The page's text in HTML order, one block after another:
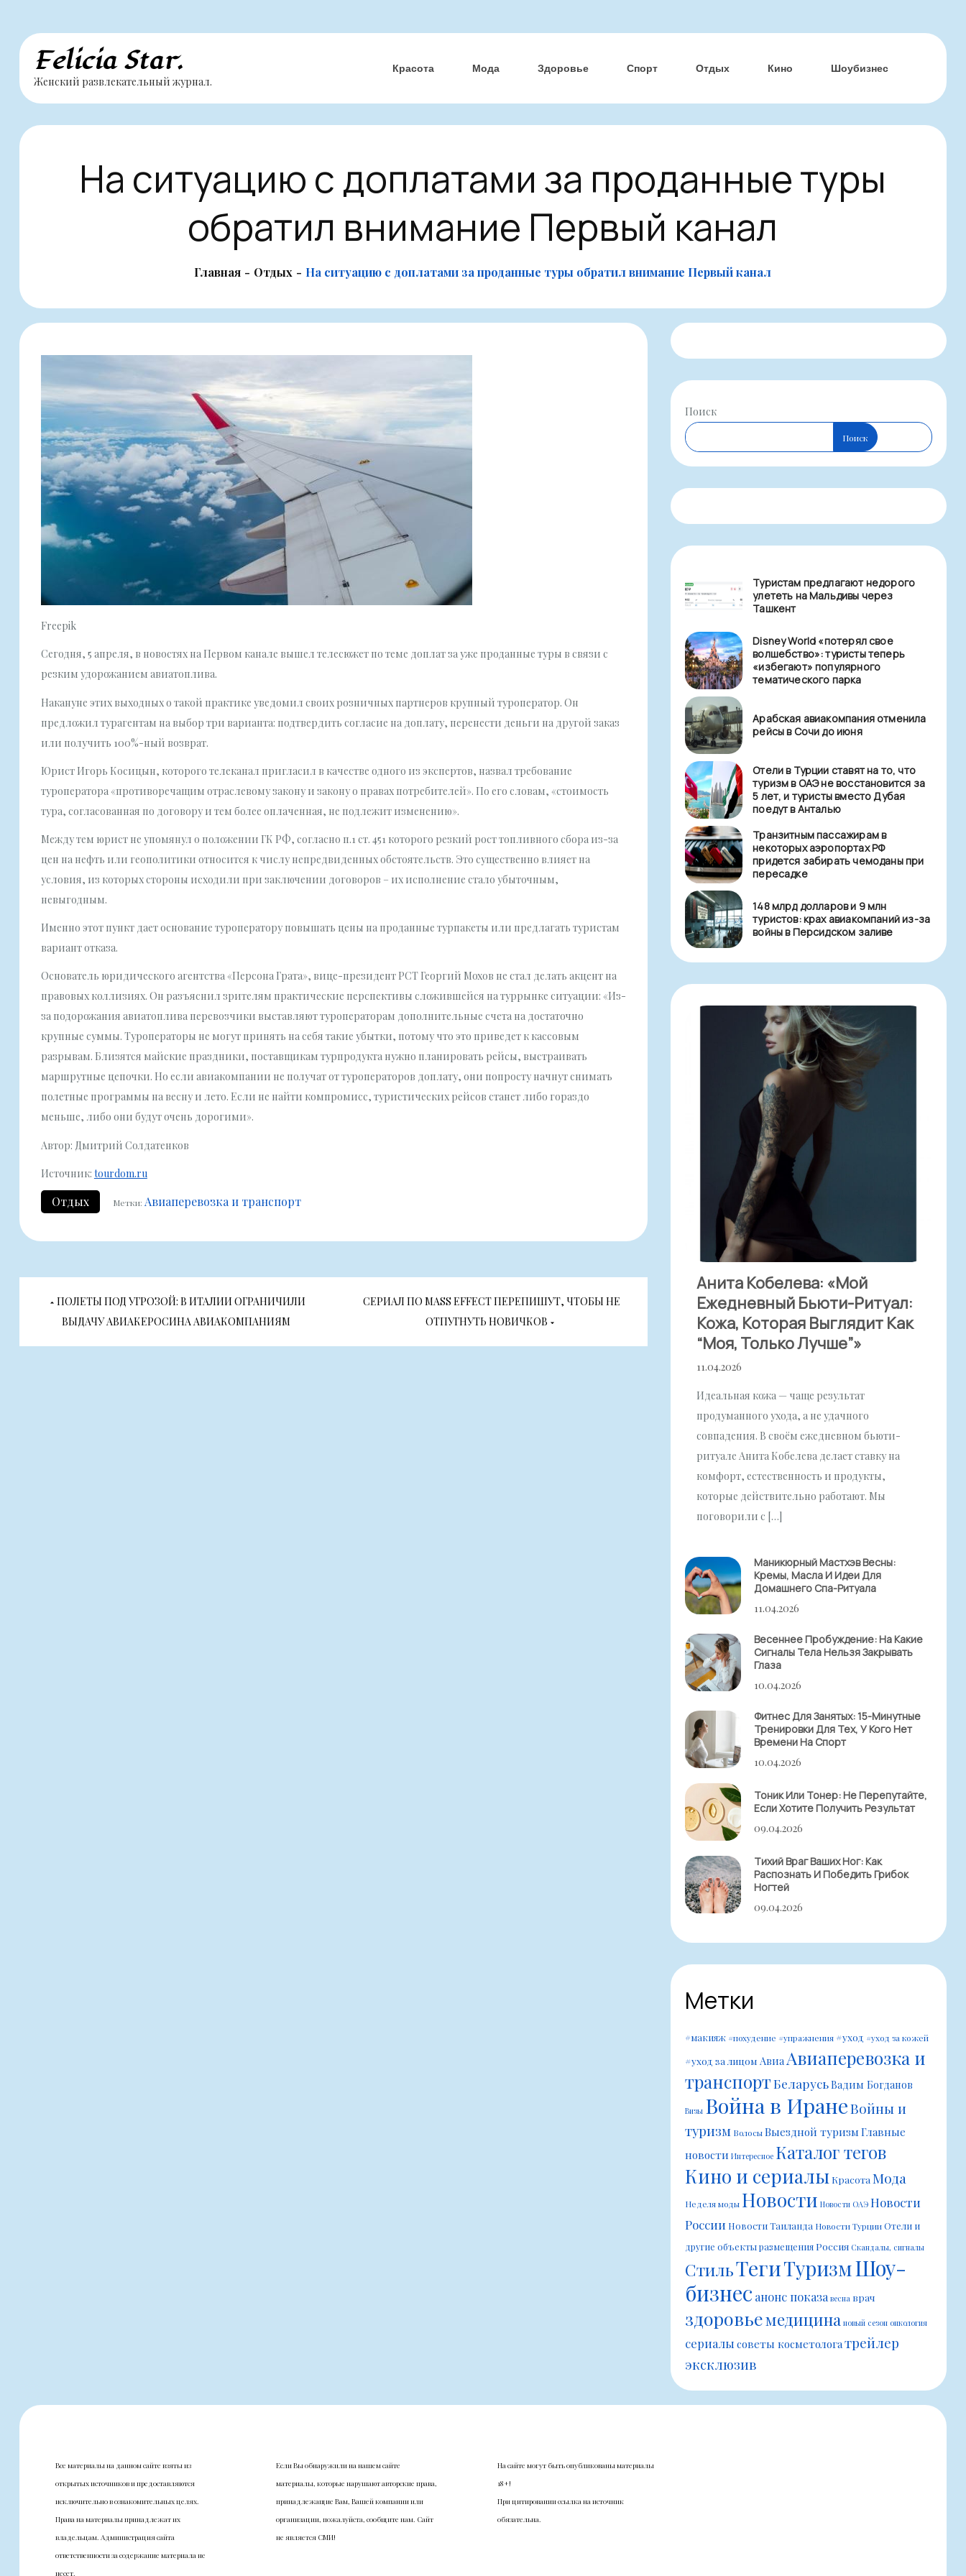
Перейти
содержимому
Felicia Star.
Женский развлекательный журнал.
Красота Мода Здоровье Спорт Отдых Кино Шоубизнес
На ситуацию с доплатами за проданные туры
обратил внимание Первый канал
Главная Отдых На ситуацию с доплатами за проданные туры обратил внимание Первый канал
Freepik
Сегодня, 5 апреля, в новостях на Первом канале вышел телесюжет по теме доплат за уже проданные туры в связи с
резким удорожанием авиатоплива.
Накануне этих выходных о такой практике уведомил своих розничных партнеров крупный туроператор. Он
предложил турагентам на выбор три варианта: подтвердить согласие на доплату, перенести деньги на другой заказ
или получить 100%-ный возврат.
Юрист Игорь Косицын, которого телеканал пригласил в качестве одного из экспертов, назвал требование
туроператора «противоречащим отраслевому закону и закону о правах потребителей». По его словам, «стоимость
тура, согласованная по договору и тем более оплаченная, не подлежит изменению».
Между тем юрист не упомянул о положении ГК РФ, согласно п.1 ст. 451 которого резкий рост топливного сбора из-за
цен на нефть или геополитики относится к числу непредвиденных обстоятельств. Это существенно влияет на
условия, из которых стороны исходили при заключении договоров – их исполнение стало убыточным,
невыгодным.
Именно этот пункт дает основание туроператору повышать цены на проданные турпакеты или предлагать туристам
вариант отказа.
Основатель юридического агентства «Персона Грата», вице-президент РСТ Георгий Мохов не стал делать акцент на
правовых коллизиях. Он разъяснил зрителям практические перспективы сложившейся на туррынке ситуации: «Из-
за подорожания авиатоплива перевозчики выставляют туроператорам дополнительные счета на достаточно
крупные суммы. Туроператоры не могут принять на себя такие убытки, потому что это приведет к кассовым
разрывам. Близятся майские праздники, поставщикам турпродукта нужно планировать рейсы, выстраивать
маршрутные цепочки. Но если авиакомпании не получат от туроператоров доплату, они попросту начнут снимать
полетные программы на весну и лето. Если не найти компромисс, туристических рейсов станет либо гораздо
меньше, либо они будут очень дорогими».
Автор: Дмитрий Солдатенков
Источник: tourdom.ru
Отдых Метки: Авиаперевозка и транспорт
Навигация
по
ПОЛЕТЫ ПОД УГРОЗОЙ: В ИТАЛИИ ОГРАНИЧИЛИ
ВЫДАЧУ АВИАКЕРОСИНА АВИАКОМПАНИЯМ
СЕРИАЛ ПО MASS EFFECT ПЕРЕПИШУТ, ЧТОБЫ НЕ
ОТПУГНУТЬ НОВИЧКОВ
Поиск
Поиск
Туристам предлагают недорого
улететь на Мальдивы через
Ташкент
Disney World «потерял свое
волшебство»: туристы теперь
«избегают» популярного
тематического парка
Арабская авиакомпания отменила
рейсы в Сочи до июня
Отели в Турции ставят на то, что
туризм в ОАЭ не восстановится за
5 лет, и туристы вместо Дубая
поедут в Анталью
Транзитным пассажирам в
некоторых аэропортах РФ
придется забирать чемоданы при
пересадке
148 млрд долларов и 9 млн
туристов: крах авиакомпаний из-за
войны в Персидском заливе
Анита Кобелева: «Мой
Ежедневный Бьюти-Ритуал:
Кожа, Которая Выглядит Как
“моя, Только Лучше”»
11.04.2026
Идеальная кожа — чаще результат
продуманного ухода, а не удачного
совпадения. В своём ежедневном бьюти-
ритуале Анита Кобелева делает ставку на
комфорт, естественность и продукты,
которые действительно работают. Мы
поговорили с […]
Маникюрный Мастхэв Весны:
Кремы, Масла И Идеи Для
Домашнего Спа-Ритуала
11.04.2026
Весеннее Пробуждение: На Какие
Сигналы Тела Нельзя Закрывать
Глаза
10.04.2026
Фитнес Для Занятых: 15-Минутные
Тренировки Для Тех, У Кого Нет
Времени На Спорт
10.04.2026
Тоник Или Тонер: Не Перепутайте,
Если Хотите Получить Результат
09.04.2026
Тихий Враг Ваших Ног: Как
Распознать И Победить Грибок
Ногтей
09.04.2026
Метки
#макияж #похудение #упражнения #уход #уход за кожей
#уход за лицом Авиа Авиаперевозка и
транспортБеларусьВадим Богданов
Визы Война в ИранеВойны и
туризм ВолосыВыездной туризмГлавные
новости Интересное Каталог тегов
Кино и сериалыКрасота Мода
Неделя моды Новости Новости ОАЭ Новости
России Новости Таиланда Новости ТурцииОтели и
другие объекты размещенияРоссия Скандалы, сигналы
СтильТегиТуризмШоу-
бизнес анонс показа весна врач
здоровьемедицина новый сезон онкология
сериалы советы косметологатрейлер
эксклюзив
Все материалы на данном сайте взяты из
открытых источников и предоставляются
исключительно в ознакомительных целях.
Права на материалы принадлежат их
владельцам. Администрация сайта
ответственности за содержание материала не
несет.
Если Вы обнаружили на нашем сайте
материалы, которые нарушают авторские права,
принадлежащие Вам, Вашей компании или
организации, пожалуйста, сообщите нам. Сайт
не является СМИ!
На сайте могут быть опубликованы материалы
18+!
При цитировании ссылка на источник
обязательна.